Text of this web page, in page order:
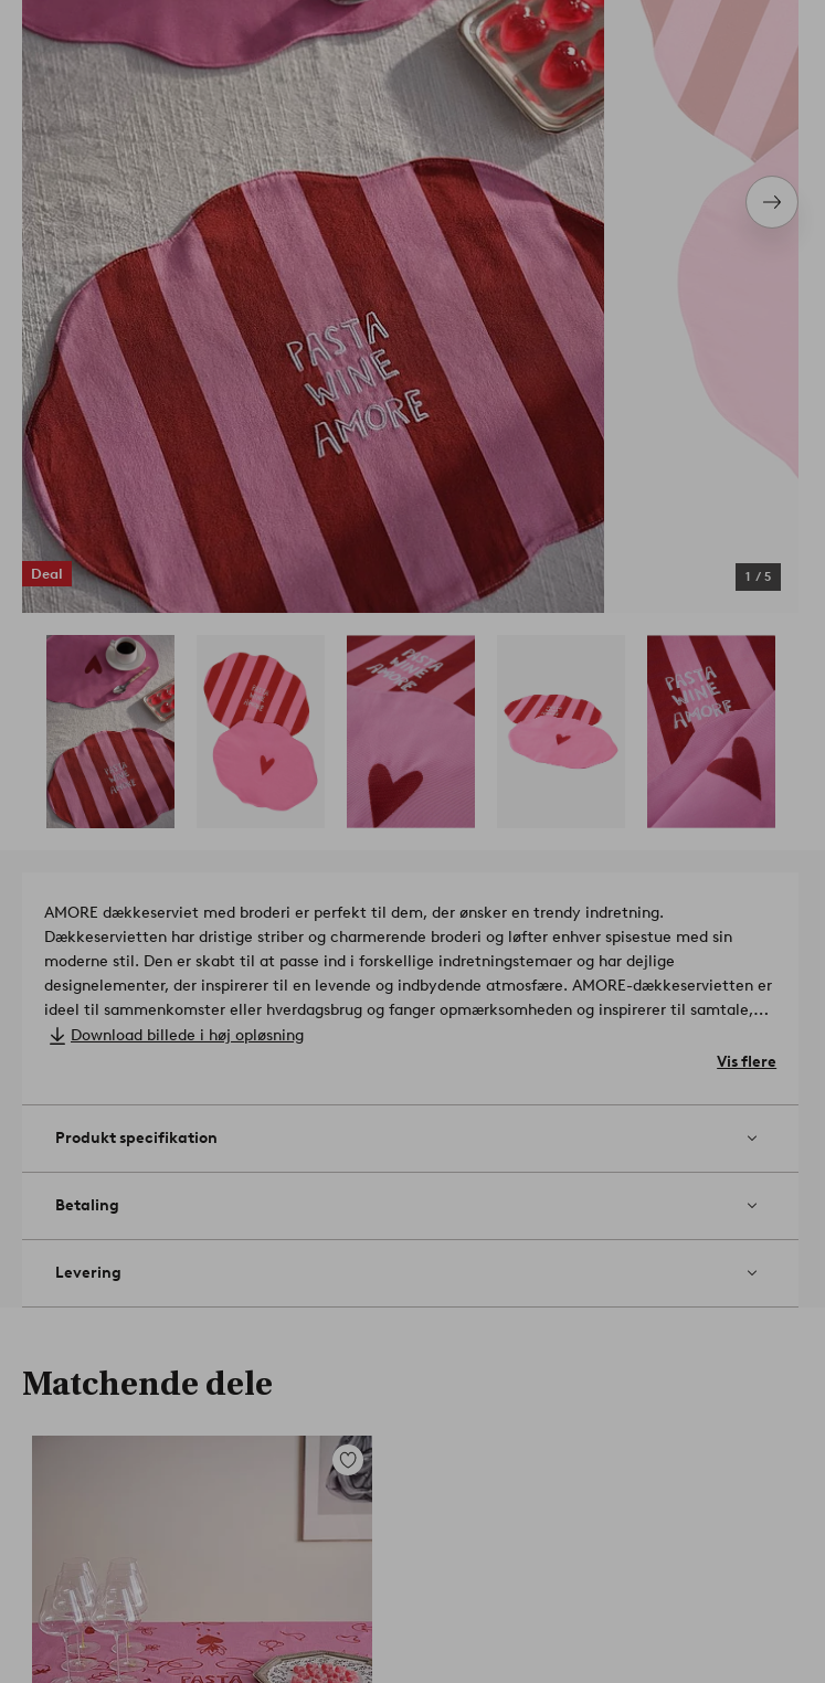
Næste
produkt
Deal 1 / 5
AMORE dækkeserviet med broderi er perfekt til dem, der ønsker en trendy indretning.
Dækkeservietten har dristige striber og charmerende broderi og løfter enhver spisestue med sin
moderne stil. Den er skabt til at passe ind i forskellige indretningstemaer og har dejlige
designelementer, der inspirerer til en levende og indbydende atmosfære. AMORE-dækkeservietten er
ideel til sammenkomster eller hverdagsbrug og fanger opmærksomheden og inspirerer til samtale,
hvilket gør hvert måltid til en særlig lejlighed.
Gramvægt: 170 g/m².Kryber maks. 5%.Artikelnummer: 2212987-01-105
Download billede i høj opløsning
Vis flere
Produkt specifikation
Betaling
Levering
Matchende dele
Tilføj
til
favoritter